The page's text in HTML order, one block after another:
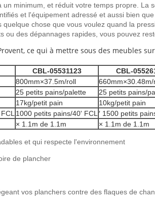
minimum, et réduit votre temps propre.
et l'équipement adressé et aussi bien
chose que vous voulez quand la
ou des dépannages rapides, vous pouvez
ce qui à mettre sous des meubles
CBL-05531123 CBL-
800mm×37.5m/roll 660mm×30.48m/
25 petits pains/palette 25 petits pains/
17kg/petit pain 10kg/petit pain
1000 petits pains/40' FCL ′ 1500 petits
× 1.1m de 1.1m × 1.1m de 1.1m
et qui respecte l'environnement
de plancher
vos planchers contre des flaques de